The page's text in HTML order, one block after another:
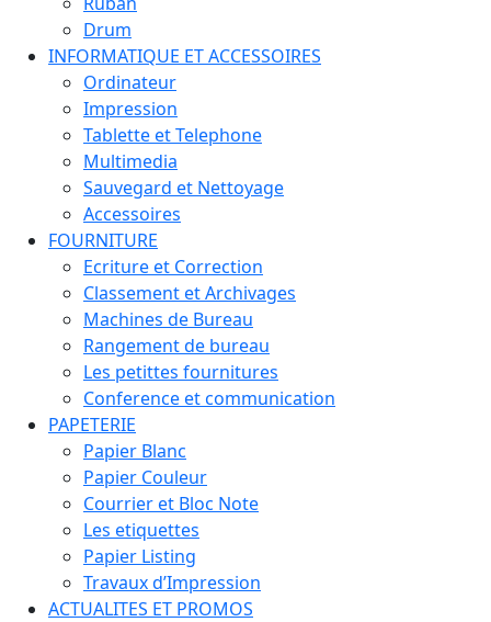
Drum
INFORMATIQUE ET ACCESSOIRES
Ordinateur
Impression
Tablette et Telephone
Multimedia
Sauvegard et Nettoyage
Accessoires
FOURNITURE
Ecriture et Correction
Classement et Archivages
Machines de Bureau
Rangement de bureau
Les petittes fournitures
Conference et communication
PAPETERIE
Papier Blanc
Papier Couleur
Courrier et Bloc Note
Les etiquettes
Papier Listing
Travaux d’Impression
ACTUALITES ET PROMOS